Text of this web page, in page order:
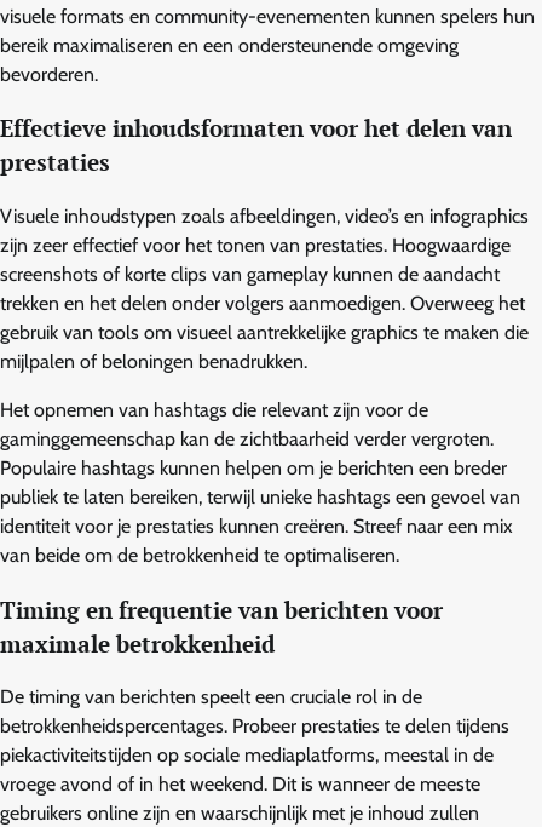
visuele formats en community-evenementen kunnen spelers hun
bereik maximaliseren en een ondersteunende omgeving
bevorderen.
Effectieve inhoudsformaten voor het delen van
prestaties
Visuele inhoudstypen zoals afbeeldingen, video’s en infographics
zijn zeer effectief voor het tonen van prestaties. Hoogwaardige
screenshots of korte clips van gameplay kunnen de aandacht
trekken en het delen onder volgers aanmoedigen. Overweeg het
gebruik van tools om visueel aantrekkelijke graphics te maken die
mijlpalen of beloningen benadrukken.
Het opnemen van hashtags die relevant zijn voor de
gaminggemeenschap kan de zichtbaarheid verder vergroten.
Populaire hashtags kunnen helpen om je berichten een breder
publiek te laten bereiken, terwijl unieke hashtags een gevoel van
identiteit voor je prestaties kunnen creëren. Streef naar een mix
van beide om de betrokkenheid te optimaliseren.
Timing en frequentie van berichten voor
maximale betrokkenheid
De timing van berichten speelt een cruciale rol in de
betrokkenheidspercentages. Probeer prestaties te delen tijdens
piekactiviteitstijden op sociale mediaplatforms, meestal in de
vroege avond of in het weekend. Dit is wanneer de meeste
gebruikers online zijn en waarschijnlijk met je inhoud zullen